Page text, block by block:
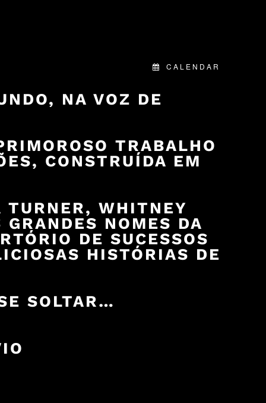
CALENDAR
NA VOZ DE
TRABALHO
CONSTRUÍDA EM
WHITNEY
NOMES DA
DE SUCESSOS
HISTÓRIAS DE
SOLTAR…